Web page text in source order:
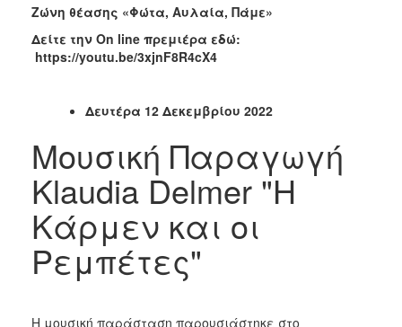
Ζώνη θέασης «Φώτα, Αυλαία, Πάμε»
Δείτε την On line πρεμιέρα εδώ:
https://youtu.be/3xjnF8R4cX4
Δευτέρα 12 Δεκεμβρίου 2022
Μουσική Παραγωγή
Klaudia Delmer "Η
Κάρμεν και οι
Ρεμπέτες"
Η μουσική παράσταση παρουσιάστηκε στο